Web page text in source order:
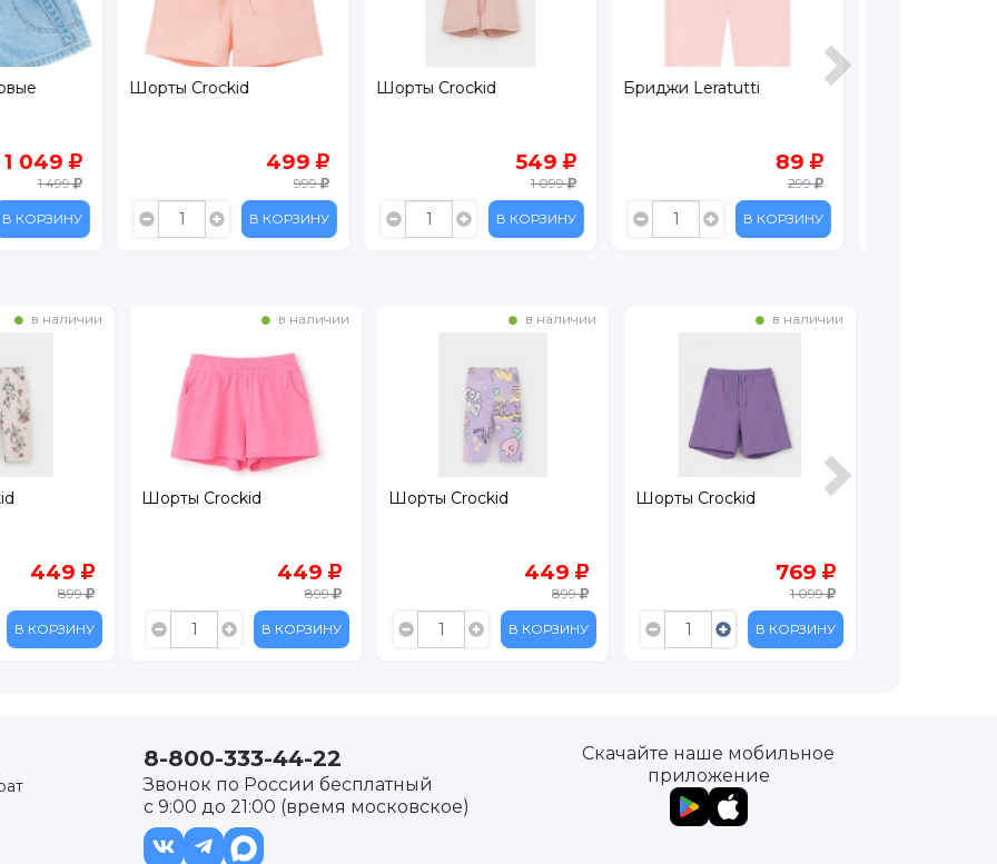
499
999
В КОРЗИНУ
Шорты Crockid
549
1 099
В КОРЗИНУ
Бриджи Leratutti
89
299
В КОРЗИНУ
Шорты Crockid
599
1 199
В КОРЗИНУ
в наличии
449
899
В КОРЗИНУ
в наличии
Шорты Crockid
449
899
В КОРЗИНУ
в наличии
Шорты Crockid
769
1 099
В КОРЗИНУ
в наличии
Шорты Crockid
449
899
В КОРЗИНУ
8-800-333-44-22
Звонок по России бесплатный
с 9:00 до 21:00 (время московское)
Скачайте наше мобильное
приложение